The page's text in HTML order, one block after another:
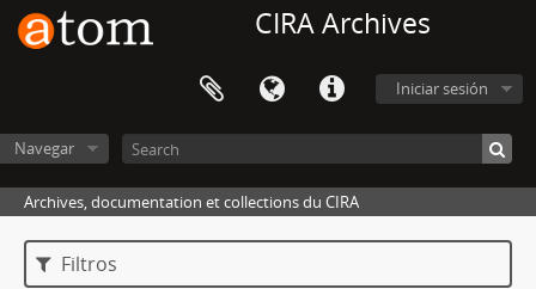
CIRA Archives
Iniciar sesión
Navegar
Archives, documentation et collections du CIRA
Filtros